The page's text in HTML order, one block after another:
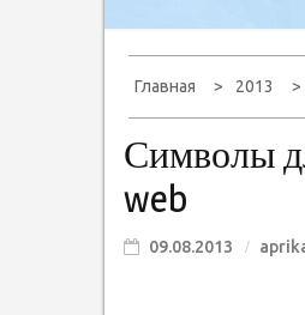
Главная 2013
Символы
web
09.08.2013